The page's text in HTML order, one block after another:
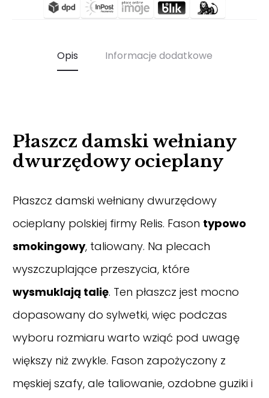
Opis Informacje dodatkowe
Płaszcz damski wełniany
dwurzędowy ocieplany
Płaszcz damski wełniany dwurzędowy
ocieplany polskiej firmy Relis. Fason typowo
smokingowy, taliowany. Na plecach
wyszczuplające przeszycia, które
wysmuklają talię. Ten płaszcz jest mocno
dopasowany do sylwetki, więc podczas
wyboru rozmiaru warto wziąć pod uwagę
większy niż zwykle. Fason zapożyczony z
męskiej szafy, ale taliowanie, ozdobne guziki i